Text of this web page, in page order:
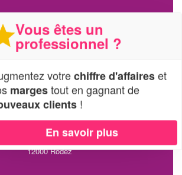
SOCIÉTÉ ESPACE D
39 Avenue Victor Hugo
12000 Rodez
LAVAULT SANDRA
1 Rue Eugene Viala
12000 Rodez
Vous êtes un
professionnel ?
votrechiffre d'affaireset
margestout en gagnant de
clients !
En savoir plus